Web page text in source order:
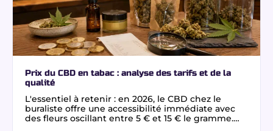
Prix du CBD en tabac : analyse des tarifs et de la
qualité
L'essentiel à retenir : en 2026, le CBD chez le
buraliste offre une accessibilité immédiate avec
des fleurs oscillant entre 5 € et 15 € le gramme.